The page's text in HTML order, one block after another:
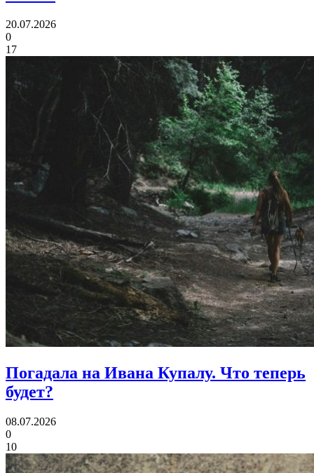
20.07.2026
0
17
Погадала на Ивана Купалу. Что теперь
будет?
08.07.2026
0
10